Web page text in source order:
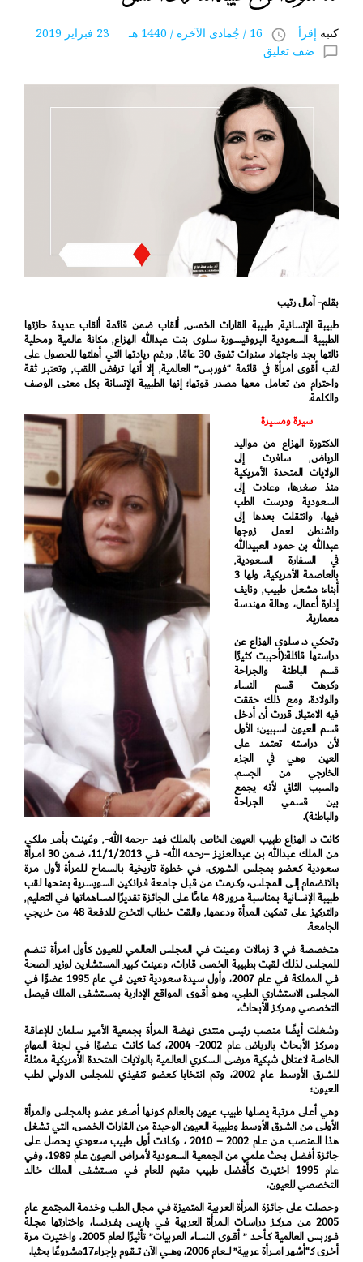
كتبه إقرأ access_time 16 / جُمادى اﻵخرة / 1440 هـ 23 فبراير 2019
chat_bubble_outline ضف تعليق
بقلم- آمال رتيب
طبيبة الإنسانية٬ طبيبة القارات الخمس٬ ألقاب ضمن قائمة ألقاب عديدة حازتها
الطبيبة السعودية البروفيسورة سلوى بنت عبدالله الهزاع٬ مكانة عالمية ومحلية
نالتها بجد واجتهاد سنوات تفوق 30 عامًا٬ ورغم ريادتها التي أهلتها للحصول على
لقب أقوى امرأة في قائمة “فوربس” العالمية٬ إلا أنها ترفض اللقب٬ وتعتبر ثقة
واحترام من تعامل معها مصدر قوتها؛ إنها الطبيبة الإنسانة بكل معنى الوصف
والكلمة.
سيرة ومسيرة
الدكتورة الهزاع من مواليد
الرياض٬ سافرت إلى
الولايات المتحدة الأمريكية
منذ صغرها، وعادت إلى
السعودية ودرست الطب
فيها، وانتقلت بعدها إلى
واشنطن لعمل زوجها
عبدالله بن حمود العبيدالله
في السفارة السعودية٬
بالعاصمة الأمريكية، ولها 3
أبناء: مشعل طبيب٬ ونايف
إدارة أعمال، وهالة مهندسة
معمارية.
وتحكي د. سلوى الهزاع عن
دراستها قائلة:(أحببت كثيرًا
قسم الباطنة والجراحة
وكرهت قسم النساء
والولادة، ومع ذلك حققت
فيه الامتياز٬ قررت أن أدخل
قسم العيون لسببين؛ الأول
لأن دراسته تعتمد على
العين وهي في الجزء
الخارجي من الجسم.
والسبب الثاني لأنه يجمع
بين قسمي الجراحة
والباطنة).
كانت د. الهزاع طبيب العيون الخاص بالملك فهد -رحمه الله-٬ وعُـینت بـأمـر مـلكي
مـن الـملك عـبدالله بـن عـبدالـعزیـز –رحـمه الله- فــي 11/1/2013، ضــمن 30 امــرأة
سعودية كـعضو بمجـلس الـشورى، فـي خـطوة تاريخية بـالـسماح لـلمرأة لأول مـرة
بـالانـضمام إلـى المجـلس، وكـرمـت مـن قـبل جـامـعة فـرانـكین السويسرية بمنحها لـقب
طبيبة الإنسانية بـمناسـبة مـرور 48 عـامـًا عـلى الـجائـزة تقديرًا لمساهماتها فـي التعليم٬
والتركيز عـلى تمكين الـمرأة ودعمها٬ والـقت خـطاب التخـرج لـلدفـعة 48 مـن خريجي
الجامعة.
مـتخصصة فـي 3 زمالات وعـینت فـي المجـلس الـعالـمي للعيون كـأول امـرأة تـنضم
للمجـلس لـذلـك لـقبت بطبيبة الخـمس قـارات، وعـینت كـبیر المستشارين لوزير الـصحة
فـي الـمملكة فـي عـام 2007، وأول سـیدة سعودية تـعین فـي عـام 1995 عضوًا فـي
المجـلس الاسـتشاري الــطبي، وهــو أقــوى المواقع الإدارية بمسـتشفى الملك فـیصل
التخصصي ومـركـز الأبـحاث،
وشـغلت أيضًا مـنصب رئيس مـنتدى نهضة الـمرأة بجمعية الأمـیر سـلمان لـلإعـاقـة
ومـركـز الأبـحاث بالرياض عـام 2002- 2004، كـما كـانـت عــضوًا فــي لــجنة المهام
الخاصة لاعـتلال شبكية مرضى الــسكري الـعالـمية بالولايات المتحـدة الأمريكية مـمثلة
للشـرق الأوسـط عـام 2002، وتـم انـتخابا كـعضو تنفيذي للمجـلس الـدولـي لـطب
الـعیون؛
وهي أعـلى مـرتـبة یـصلها طبيب عـیون بـالـعالـم كـونـها أصـغر عـضو بـالمجـلس والـمرأة
الأولـى مـن الشـرق الأوسـط وطبيبة الـعیون الوحيدة مـن الـقارات الخـمس، الـتي تـشغل
هـذا الــمنصب مــن عــام 2002 – 2010 ، وكــانــت أول طبيب سـعودي یـحصل عـلى
جـائـزة أفـضل بـحث عـلمي مـن الجمعية السعودية لأمـراض الـعیون عـام 1989، وفـي
عـام 1995 اخـتیرت كـأفـضل طبيب مقیم للعام فـي مسـتشفى الـملك خـالـد
الـتخصصي للعيون،
وحـصلت عـلى جـائـزة الـمرأة العربية المتميزة فـي مـجال الـطب وخـدمـة الـمجتمع عـام
2005 مــن مــركــز دراســات الــمرأة العربية فــي باريس بفــرنــسا، واختارتها مجــلة
فــوربــس العالمية كــأحــد ” أقــوى الــنساء العربيات” تأثيرًا لـعام 2005، واخـتیرت مـرة
أخـرى كـ“أشهر امــــرأة عربية” لــــعـام 2006، وهــــي الآن تــــقـوم بإجراء17مشروعًا بحثیا.